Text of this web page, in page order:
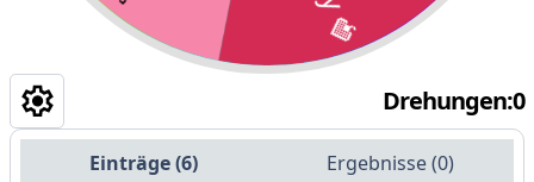
0
:
Drehungen
Einträge(6) Ergebnisse(0)